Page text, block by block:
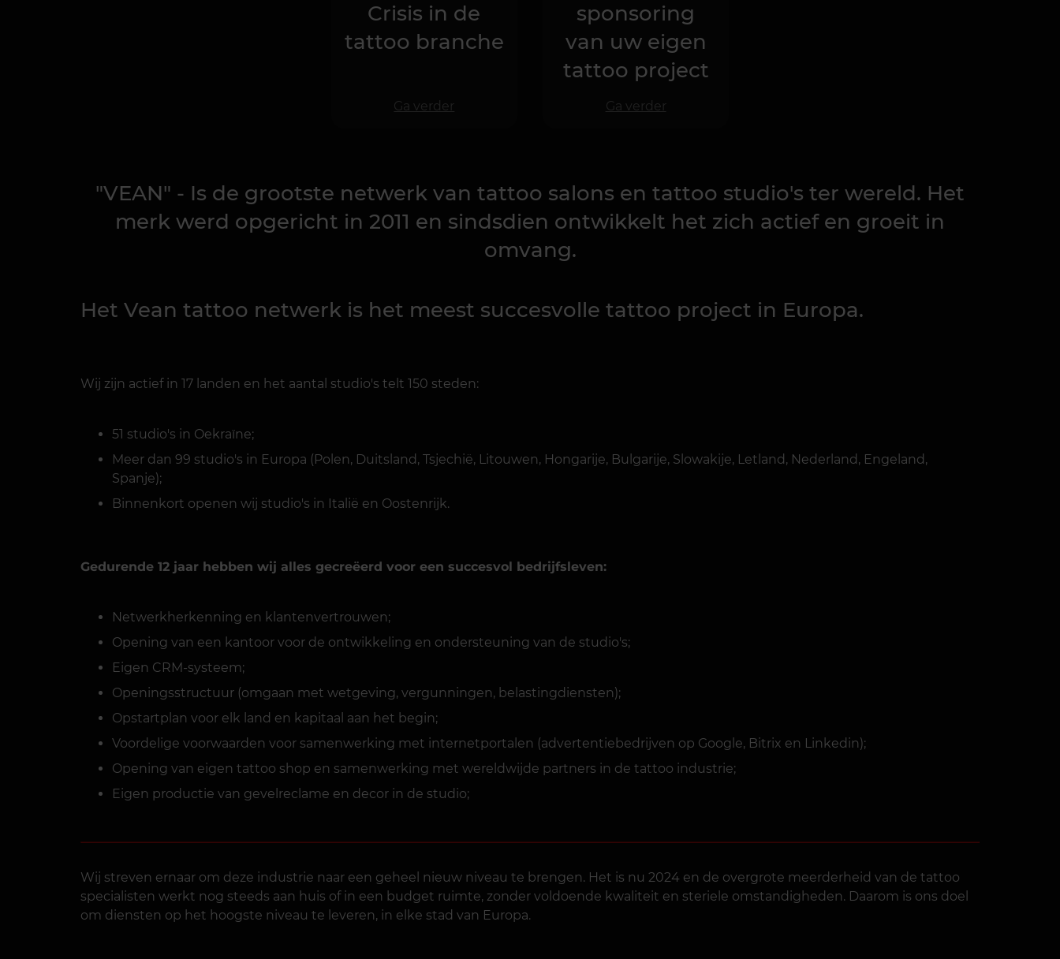
Crisis in de
tattoo branche
Ga verder
sponsoring
van uw eigen
tattoo project
Ga verder
"VEAN" - Is de grootste netwerk van tattoo salons en tattoo studio's ter wereld. Het
merk werd opgericht in 2011 en sindsdien ontwikkelt het zich actief en groeit in
omvang.
Het Vean tattoo netwerk is het meest succesvolle tattoo project in Europa.
Wij zijn actief in 17 landen en het aantal studio's telt 150 steden:
51 studio's in Oekraïne;
Meer dan 99 studio's in Europa (Polen, Duitsland, Tsjechië, Litouwen, Hongarije, Bulgarije, Slowakije, Letland, Nederland, Engeland,
Spanje);
Binnenkort openen wij studio's in Italië en Oostenrijk.
Gedurende 12 jaar hebben wij alles gecreëerd voor een succesvol bedrijfsleven:
Netwerkherkenning en klantenvertrouwen;
Opening van een kantoor voor de ontwikkeling en ondersteuning van de studio's;
Eigen CRM-systeem;
Openingsstructuur (omgaan met wetgeving, vergunningen, belastingdiensten);
Opstartplan voor elk land en kapitaal aan het begin;
Voordelige voorwaarden voor samenwerking met internetportalen (advertentiebedrijven op Google, Bitrix en Linkedin);
Opening van eigen tattoo shop en samenwerking met wereldwijde partners in de tattoo industrie;
Eigen productie van gevelreclame en decor in de studio;
Wij streven ernaar om deze industrie naar een geheel nieuw niveau te brengen. Het is nu 2024 en de overgrote meerderheid van de tattoo
specialisten werkt nog steeds aan huis of in een budget ruimte, zonder voldoende kwaliteit en steriele omstandigheden. Daarom is ons doel
om diensten op het hoogste niveau te leveren, in elke stad van Europa.